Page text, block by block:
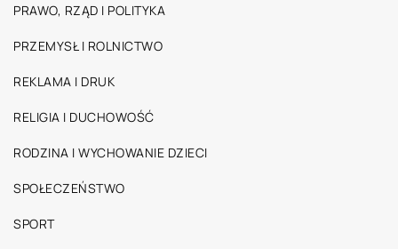
PRAWO, RZĄD I POLITYKA
PRZEMYSŁ I ROLNICTWO
REKLAMA I DRUK
RELIGIA I DUCHOWOŚĆ
RODZINA I WYCHOWANIE DZIECI
SPOŁECZEŃSTWO
SPORT